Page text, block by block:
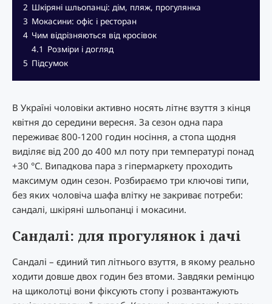
2 Шкіряні шльопанці: дім, пляж, прогулянка
3 Мокасини: офіс і ресторан
4 Чим відрізняються від кросівок
4.1 Розміри і догляд
5 Підсумок
В Україні чоловіки активно носять літнє взуття з кінця
квітня до середини вересня. За сезон одна пара
переживає 800-1200 годин носіння, а стопа щодня
виділяє від 200 до 400 мл поту при температурі понад
+30 °C. Випадкова пара з гіпермаркету проходить
максимум один сезон. Розбираємо три ключові типи,
без яких чоловіча шафа влітку не закриває потреби:
сандалі, шкіряні шльопанці і мокасини.
Сандалі: для прогулянок і дачі
Сандалі – єдиний тип літнього взуття, в якому реально
ходити довше двох годин без втоми. Завдяки ремінцю
на щиколотці вони фіксують стопу і розвантажують